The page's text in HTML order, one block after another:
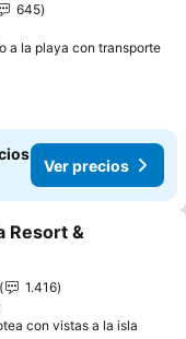
645
a la playa con transporte
Ver precios
favoritos
Resort &
1.416
con vistas a la isla